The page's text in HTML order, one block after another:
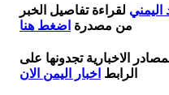
اليمني لقراءة تفاصيل الخبر
من مصدرة اضغط هنا
الاخبارية تجدونها على
الرابط اخبار اليمن الان